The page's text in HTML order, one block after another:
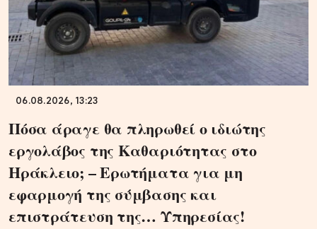
06.08.2026, 13:23
Πόσα άραγε θα πληρωθεί ο ιδιώτης
εργολάβος της Καθαριότητας στο
Ηράκλειο; – Ερωτήματα για μη
εφαρμογή της σύμβασης και
επιστράτευση της… Υπηρεσίας!